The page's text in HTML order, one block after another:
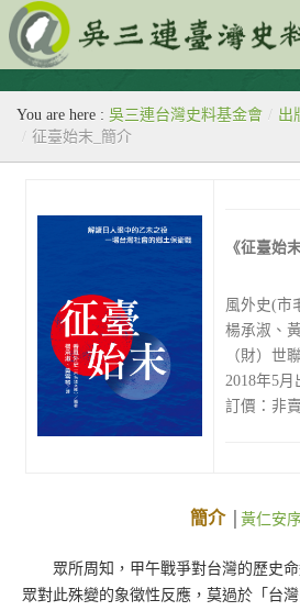
關於本會
歷史教室
館藏查詢
台灣史料中心
You are here : 吳三連台灣史料基金會 / 出
/ 征臺始末_簡介
《征臺始末
風外史(
楊承淑、
（財）世
2018年5月
訂價：非
簡介│ 黃仁安
眾所周知，甲午戰爭對台灣的歷史命
眾對此殊變的象徵性反應，莫過於「台